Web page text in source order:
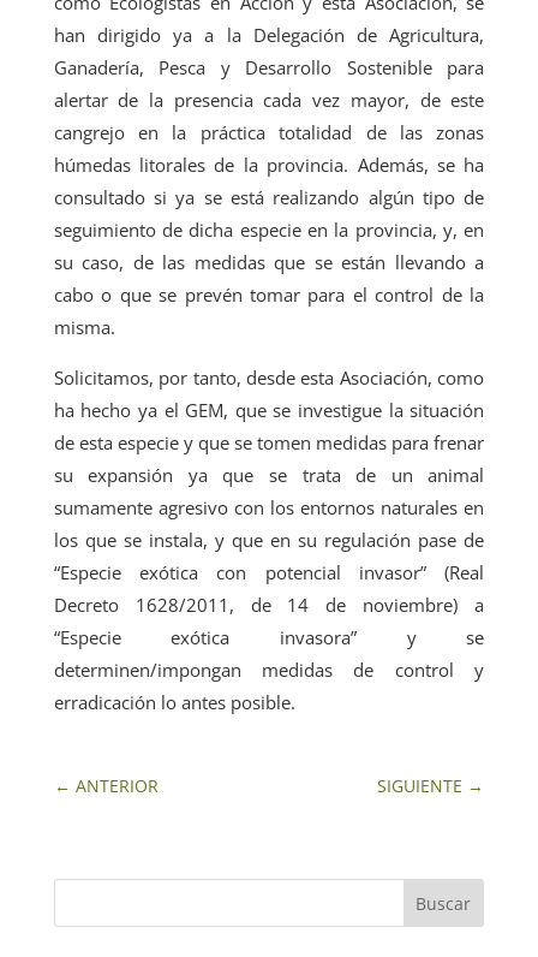
han dirigido ya a la Delegación de Agricultura,
Ganadería, Pesca y Desarrollo Sostenible para
alertar de la presencia cada vez mayor, de este
cangrejo en la práctica totalidad de las zonas
húmedas litorales de la provincia. Además, se ha
consultado si ya se está realizando algún tipo de
seguimiento de dicha especie en la provincia, y, en
su caso, de las medidas que se están llevando a
cabo o que se prevén tomar para el control de la
misma.
Solicitamos, por tanto, desde esta Asociación, como
ha hecho ya el GEM, que se investigue la situación
de esta especie y que se tomen medidas para frenar
su expansión ya que se trata de un animal
sumamente agresivo con los entornos naturales en
los que se instala, y que en su regulación pase de
“Especie exótica con potencial invasor” (Real
Decreto 1628/2011, de 14 de noviembre) a
“Especie exótica invasora” y se
determinen/impongan medidas de control y
erradicación lo antes posible.
← ANTERIOR SIGUIENTE →
Buscar